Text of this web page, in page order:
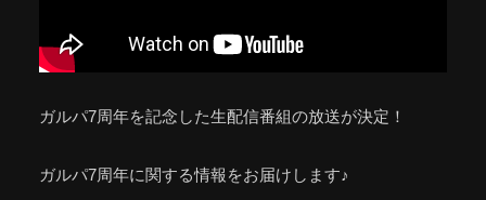
ガルパ7周年を記念した生配信番組の放送が決定！
ガルパ7周年に関する情報をお届けします♪